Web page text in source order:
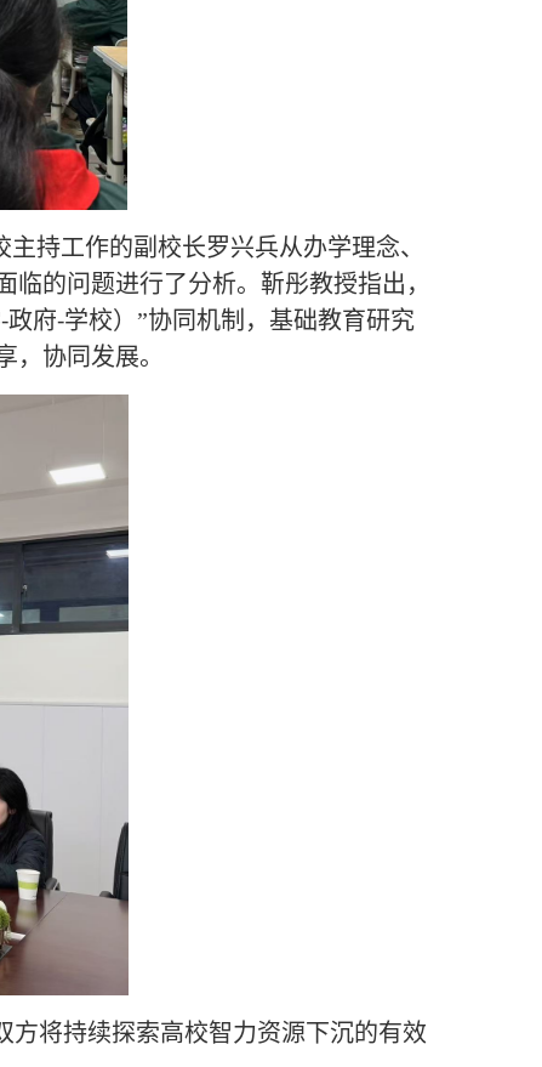
持工作的副校长罗兴兵从办学理念、
的问题进行了分析。靳彤教授指出，
-政府-学校）”协同机制，基础教育研究
协同发展。
方将持续探索高校智力资源下沉的有效